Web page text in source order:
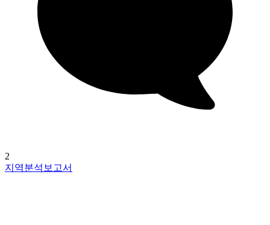
2
지역분석보고서